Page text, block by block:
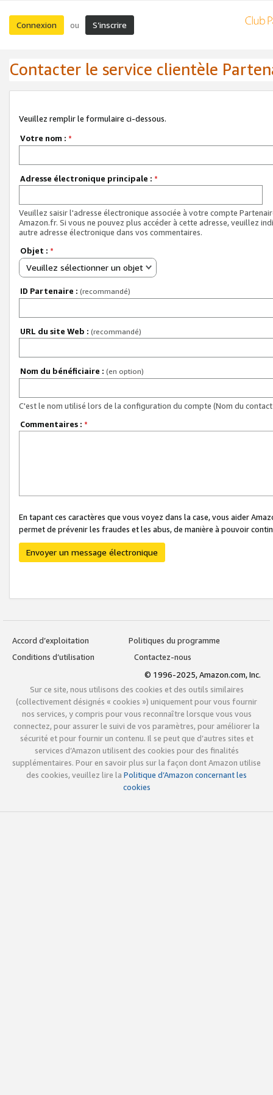
Connexion ou S’inscrire
Contacter le service clientèle
Veuillez remplir le formulaire ci-dessous.
Votre nom : *
Adresse électronique principale : *
Veuillez saisir l'adresse électronique associée à votre compte
Amazon.fr. Si vous ne pouvez plus accéder à cette adresse, veuillez
autre adresse électronique dans vos commentaires.
Objet : *
Veuillez sélectionner un objet
ID Partenaire : (recommandé)
URL du site Web : (recommandé)
Nom du bénéficiaire : (en option)
C'est le nom utilisé lors de la configuration du compte (Nom du
Commentaires : *
En tapant ces caractères que vous voyez dans la case, vous aider
permet de prévenir les fraudes et les abus, de manière à pouvoir
Envoyer un message électronique
Accord d’exploitation
Politiques du programme
Conditions d’utilisation
Contactez-nous
© 1996-2025, Amazon.com, Inc.
Sur ce site, nous utilisons des cookies et des outils similaires
(collectivement désignés « cookies ») uniquement pour vous fournir
nos services, y compris pour vous reconnaître lorsque vous vous
connectez, pour assurer le suivi de vos paramètres, pour améliorer la
sécurité et pour fournir un contenu. Il se peut que d’autres sites et
services d’Amazon utilisent des cookies pour des finalités
supplémentaires. Pour en savoir plus sur la façon dont Amazon utilise
des cookies, veuillez lire la Politique d’Amazon concernant les
cookies